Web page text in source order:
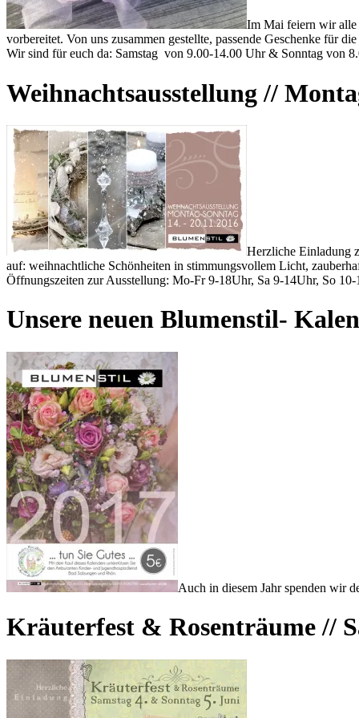
Im Mai feiern wir alle
vorbereitet. Von uns zusammen gestellte, passende Geschenke für
Wir sind für euch da: Samstag von 9.00-14.00 Uhr & Sonntag von
Weihnachtsausstellung //
Herzliche Einladung
auf: weihnachtliche Schönheiten in stimmungsvollem Licht,
Öffnungszeiten zur Ausstellung: Mo-Fr 9-18Uhr, Sa 9-14Uhr, So
Unsere neuen Blumenstil-
Auch in diesem Jahr spenden wir
Kräuterfest & Rosenträume //